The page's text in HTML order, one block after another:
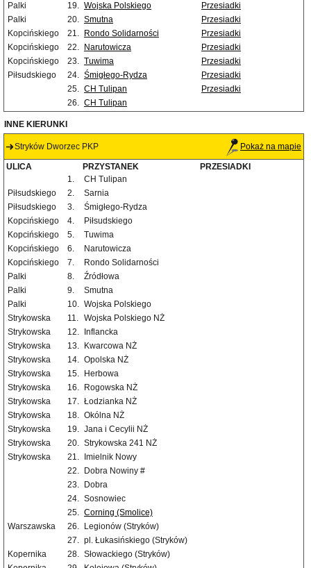
Palki
19. Wojska Polskiego
Przesiadki
Palki
20. Smutna
Przesiadki
Kopcińskiego
21. Rondo Solidarności
Przesiadki
Kopcińskiego
22. Narutowicza
Przesiadki
Kopcińskiego
23. Tuwima
Przesiadki
Piłsudskiego
24. Śmigłego-Rydza
Przesiadki
25. CH Tulipan
Przesiadki
26. CH Tulipan
INNE KIERUNKI
Stryków Dworzec PKP Pokaż na mapie
ULICA PRZYSTANEK
PRZESIADKI
1.
CH Tulipan
Piłsudskiego
2.
Sarnia
Piłsudskiego
3.
Śmigłego-Rydza
Kopcińskiego
4.
Piłsudskiego
Kopcińskiego
5.
Tuwima
Kopcińskiego
6.
Narutowicza
Kopcińskiego
7.
Rondo Solidarności
Palki
8.
Źródłowa
Palki
9.
Smutna
Palki
10. Wojska Polskiego
Strykowska
11. Wojska Polskiego NŻ
Strykowska
12.
Inflancka
Strykowska
13.
Kwarcowa NŻ
Strykowska
14. Opolska NŻ
Strykowska
15.
Herbowa
Strykowska
16.
Rogowska NŻ
Strykowska
17. Łodzianka NŻ
Strykowska
18. Okólna NŻ
Strykowska
19. Jana i Cecylii NŻ
Strykowska
20. Strykowska 241 NŻ
Strykowska
21.
Imielnik Nowy
22.
Dobra Nowiny #
23.
Dobra
24. Sosnowiec
25. Corning (Smolice)
Warszawska
26.
Legionów (Stryków)
27. pl. Łukasińskiego (Stryków)
Kopernika
28. Słowackiego (Stryków)